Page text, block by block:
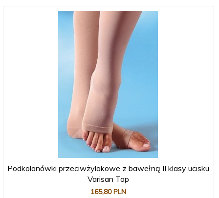
Podkolanówki przeciwżylakowe z bawełną II klasy ucisku
Varisan Top
165,80 PLN